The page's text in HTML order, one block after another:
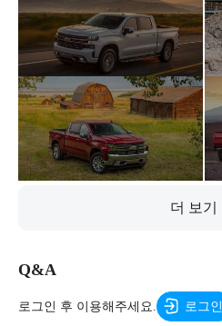
Q&A
로그인 후 이용해주세요. 로그인